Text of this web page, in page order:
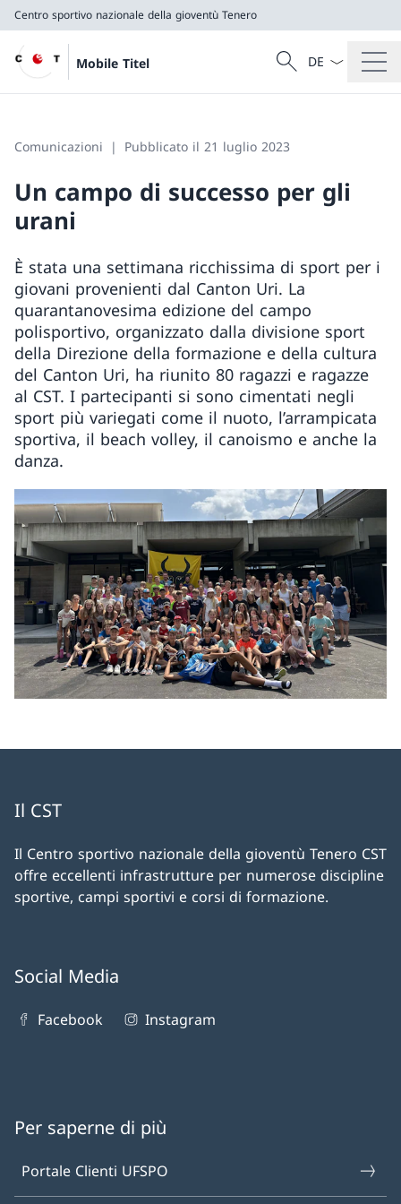
Centro sportivo nazionale della gioventù Tenero
Mobile Titel
Cercare
Ricerca
Dal menu a
Comunicazioni Pubblicato il 21 luglio 2023
Un campo di successo per gli
urani
È stata una settimana ricchissima di sport per i
giovani provenienti dal Canton Uri. La
quarantanovesima edizione del campo
polisportivo, organizzato dalla divisione sport
della Direzione della formazione e della cultura
del Canton Uri, ha riunito 80 ragazzi e ragazze
al CST. I partecipanti si sono cimentati negli
sport più variegati come il nuoto, l’arrampicata
sportiva, il beach volley, il canoismo e anche la
danza.
Il CST
Il Centro sportivo nazionale della gioventù Tenero CST
offre eccellenti infrastrutture per numerose discipline
sportive, campi sportivi e corsi di formazione.
Social Media
Facebook Instagram
Per saperne di più
Portale Clienti UFSPO